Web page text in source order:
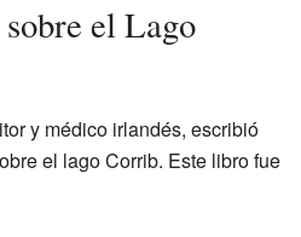
el Lago
y médico irlandés, escribió
el lago Corrib. Este libro fue